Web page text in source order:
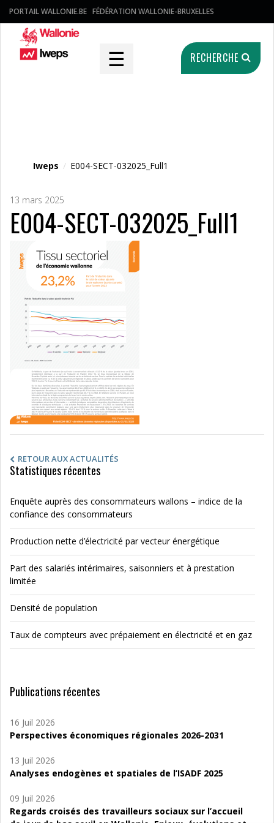
PORTAIL WALLONIE.BE FÉDÉRATION WALLONIE-BRUXELLES
☰ RECHERCHE
Iweps / E004-SECT-032025_Full1
13 mars 2025
E004-SECT-032025_Full1
RETOUR AUX ACTUALITÉS
Statistiques récentes
Enquête auprès des consommateurs wallons – indice de la
confiance des consommateurs
Production nette d’électricité par vecteur énergétique
Part des salariés intérimaires, saisonniers et à prestation
limitée
Densité de population
Taux de compteurs avec prépaiement en électricité et en gaz
Publications récentes
16 Juil 2026
Perspectives économiques régionales 2026-2031
13 Juil 2026
Analyses endogènes et spatiales de l’ISADF 2025
09 Juil 2026
Regards croisés des travailleurs sociaux sur l’accueil